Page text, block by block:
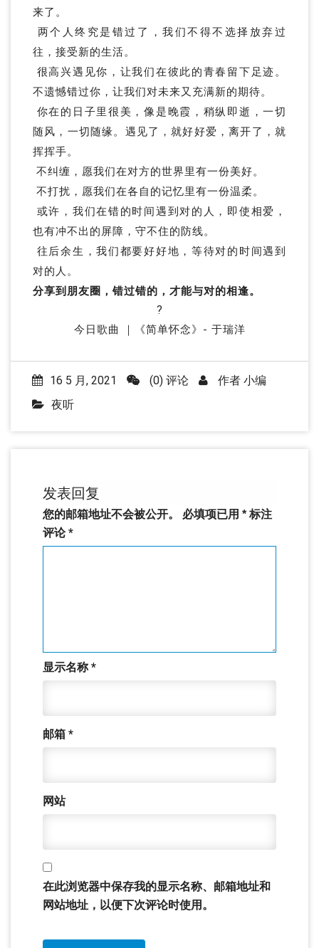
来了。
两个人终究是错过了，我们不得不选择放弃过
往，接受新的生活。
很高兴遇见你，让我们在彼此的青春留下足迹。
不遗憾错过你，让我们对未来又充满新的期待。
你在的日子里很美，像是晚霞，稍纵即逝，一切
随风，一切随缘。遇见了，就好好爱，离开了，就
挥挥手。
不纠缠，愿我们在对方的世界里有一份美好。
不打扰，愿我们在各自的记忆里有一份温柔。
或许，我们在错的时间遇到对的人，即使相爱，
也有冲不出的屏障，守不住的防线。
往后余生，我们都要好好地，等待对的时间遇到
对的人。
分享到朋友圈，错过错的，才能与对的相逢。
?
今日歌曲 ｜《简单怀念》- 于瑞洋
16 5 月, 2021 (0) 评论 作者 小编
夜听
发表回复
您的邮箱地址不会被公开。 必填项已用 * 标注
评论*
显示名称*
邮箱 *
网站
在此浏览器中保存我的显示名称、邮箱地址和
网站地址，以便下次评论时使用。